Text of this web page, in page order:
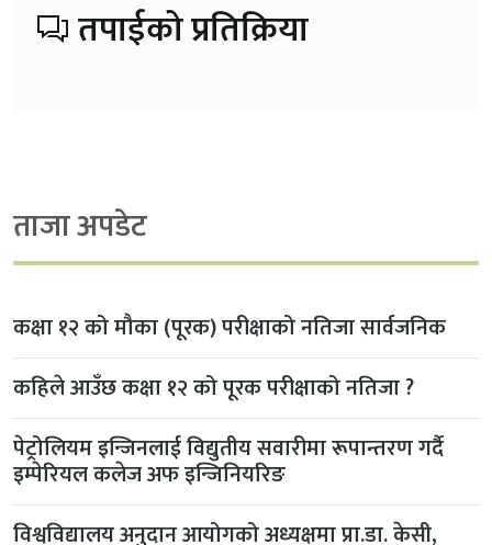
तपाईको प्रतिक्रिया
ताजा अपडेट
कक्षा १२ को मौका (पूरक) परीक्षाको नतिजा सार्वजनिक
कहिले आउँछ कक्षा १२ को पूरक परीक्षाको नतिजा ?
पेट्रोलियम इन्जिनलाई विद्युतीय सवारीमा रूपान्तरण गर्दै
इम्पेरियल कलेज अफ इन्जिनियरिङ
विश्वविद्यालय अनुदान आयोगको अध्यक्षमा प्रा.डा. केसी,